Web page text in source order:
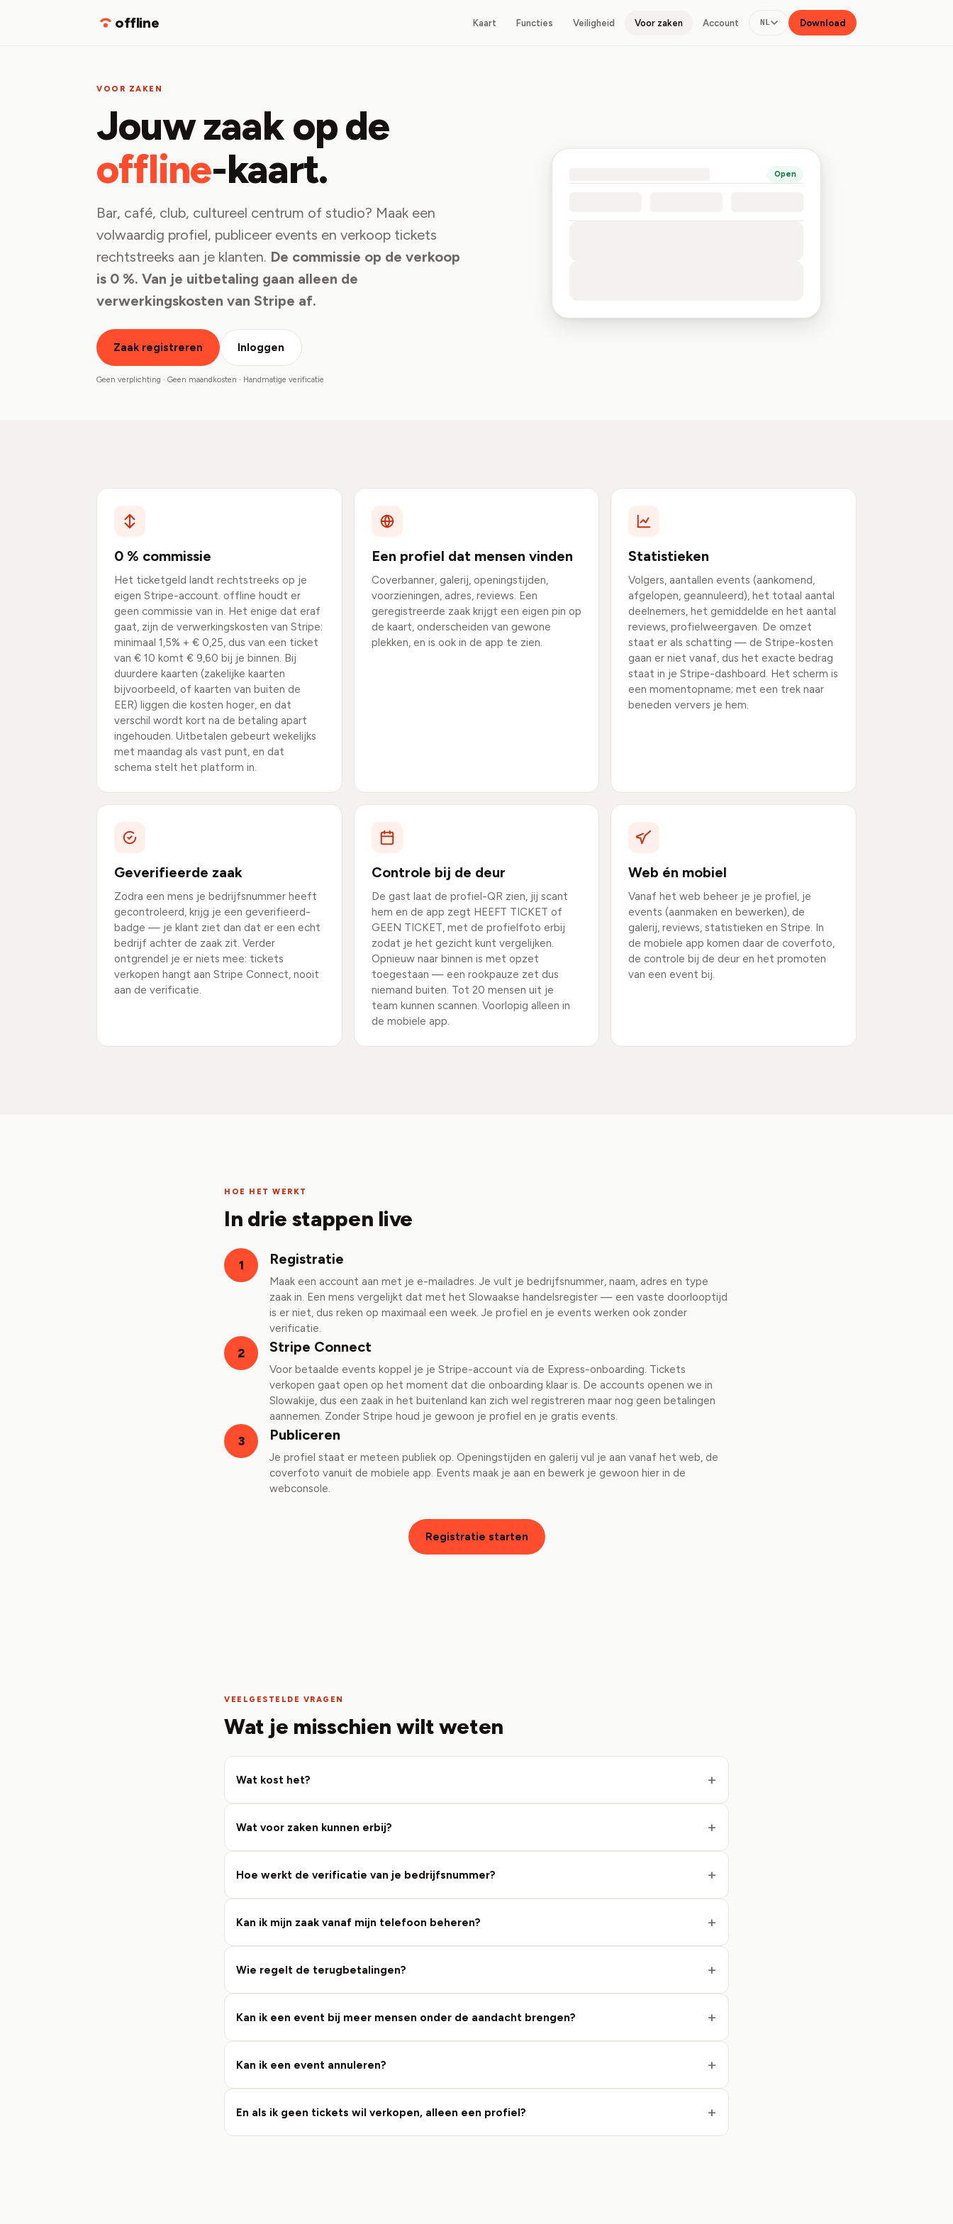
offline Kaart Functies Veiligheid Voor zaken Account NL Download
VOOR ZAKEN
Jouw zaak op de
offline-kaart.
Bar, café, club, cultureel centrum of studio? Maak een
volwaardig profiel, publiceer events en verkoop tickets
rechtstreeks aan je klanten. De commissie op de verkoop
is 0 %. Van je uitbetaling gaan alleen de
verwerkingskosten van Stripe af.
Zaak registreren Inloggen
Geen verplichting · Geen maandkosten · Handmatige verificatie
Open
0 % commissie
Het ticketgeld landt rechtstreeks op je
eigen Stripe-account. offline houdt er
geen commissie van in. Het enige dat eraf
gaat, zijn de verwerkingskosten van Stripe:
minimaal 1,5% + € 0,25, dus van een ticket
van € 10 komt € 9,60 bij je binnen. Bij
duurdere kaarten (zakelijke kaarten
bijvoorbeeld, of kaarten van buiten de
EER) liggen die kosten hoger, en dat
verschil wordt kort na de betaling apart
ingehouden. Uitbetalen gebeurt wekelijks
met maandag als vast punt, en dat
schema stelt het platform in.
Een profiel dat mensen vinden
Coverbanner, galerij, openingstijden,
voorzieningen, adres, reviews. Een
geregistreerde zaak krijgt een eigen pin op
de kaart, onderscheiden van gewone
plekken, en is ook in de app te zien.
Statistieken
Volgers, aantallen events (aankomend,
afgelopen, geannuleerd), het totaal aantal
deelnemers, het gemiddelde en het aantal
reviews, profielweergaven. De omzet
staat er als schatting — de Stripe-kosten
gaan er niet vanaf, dus het exacte bedrag
staat in je Stripe-dashboard. Het scherm is
een momentopname; met een trek naar
beneden ververs je hem.
Geverifieerde zaak
Zodra een mens je bedrijfsnummer heeft
gecontroleerd, krijg je een geverifieerd-
badge — je klant ziet dan dat er een echt
bedrijf achter de zaak zit. Verder
ontgrendel je er niets mee: tickets
verkopen hangt aan Stripe Connect, nooit
aan de verificatie.
Controle bij de deur
De gast laat de profiel-QR zien, jij scant
hem en de app zegt HEEFT TICKET of
GEEN TICKET, met de profielfoto erbij
zodat je het gezicht kunt vergelijken.
Opnieuw naar binnen is met opzet
toegestaan — een rookpauze zet dus
niemand buiten. Tot 20 mensen uit je
team kunnen scannen. Voorlopig alleen in
de mobiele app.
Web én mobiel
Vanaf het web beheer je je profiel, je
events (aanmaken en bewerken), de
galerij, reviews, statistieken en Stripe. In
de mobiele app komen daar de coverfoto,
de controle bij de deur en het promoten
van een event bij.
HOE HET WERKT
In drie stappen live
1 Registratie
Maak een account aan met je e-mailadres. Je vult je bedrijfsnummer, naam, adres en type
zaak in. Een mens vergelijkt dat met het Slowaakse handelsregister — een vaste doorlooptijd
is er niet, dus reken op maximaal een week. Je profiel en je events werken ook zonder
verificatie.
2 Stripe Connect
Voor betaalde events koppel je je Stripe-account via de Express-onboarding. Tickets
verkopen gaat open op het moment dat die onboarding klaar is. De accounts openen we in
Slowakije, dus een zaak in het buitenland kan zich wel registreren maar nog geen betalingen
aannemen. Zonder Stripe houd je gewoon je profiel en je gratis events.
3 Publiceren
Je profiel staat er meteen publiek op. Openingstijden en galerij vul je aan vanaf het web, de
coverfoto vanuit de mobiele app. Events maak je aan en bewerk je gewoon hier in de
webconsole.
Registratie starten
VEELGESTELDE VRAGEN
Wat je misschien wilt weten
Wat kost het?
Wat voor zaken kunnen erbij?
Hoe werkt de verificatie van je bedrijfsnummer?
Kan ik mijn zaak vanaf mijn telefoon beheren?
Wie regelt de terugbetalingen?
Kan ik een event bij meer mensen onder de aandacht brengen?
Kan ik een event annuleren?
En als ik geen tickets wil verkopen, alleen een profiel?